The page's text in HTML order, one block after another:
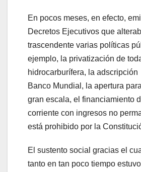
En pocos meses, en efecto,
Decretos Ejecutivos que
trascendente varias políticas
ejemplo, la privatización de
hidrocarburífera, la adscripción
Banco Mundial, la apertura
gran escala, el financiamiento
corriente con ingresos no
está prohibido por la
El sustento social gracias el
tanto en tan poco tiempo